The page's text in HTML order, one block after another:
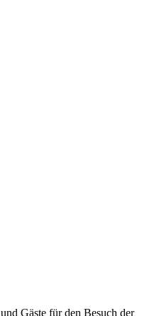
Gäste für den Besuch der